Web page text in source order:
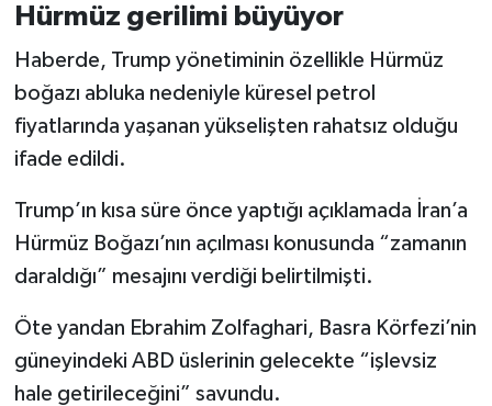
Hürmüz gerilimi büyüyor
Haberde, Trump yönetiminin özellikle Hürmüz
boğazı abluka nedeniyle küresel petrol
fiyatlarında yaşanan yükselişten rahatsız olduğu
ifade edildi.
Trump’ın kısa süre önce yaptığı açıklamada İran’a
Hürmüz Boğazı’nın açılması konusunda “zamanın
daraldığı” mesajını verdiği belirtilmişti.
Öte yandan Ebrahim Zolfaghari, Basra Körfezi’nin
güneyindeki ABD üslerinin gelecekte “işlevsiz
hale getirileceğini” savundu.